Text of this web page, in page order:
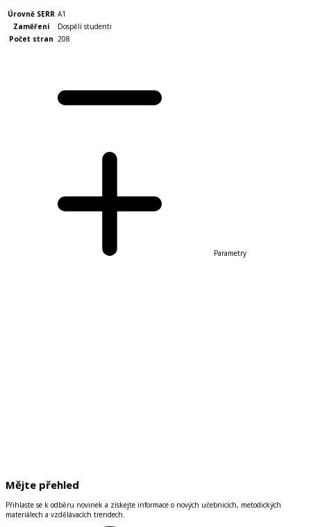
Úrovně SERR A1
Zaměření
Dospělí studenti
Počet stran 208
Parametry
Mějte přehled
Přihlaste se k odběru novinek a získejte informace o nových učebnicích, metodických
materiálech a vzdělávacích trendech.